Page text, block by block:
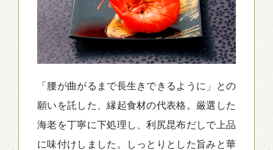
「腰が曲がるまで長生きできるように」との
願いを託した、縁起食材の代表格。厳選した
海老を丁寧に下処理し、利尻昆布だしで上品
に味付けしました。しっとりとした旨みと華